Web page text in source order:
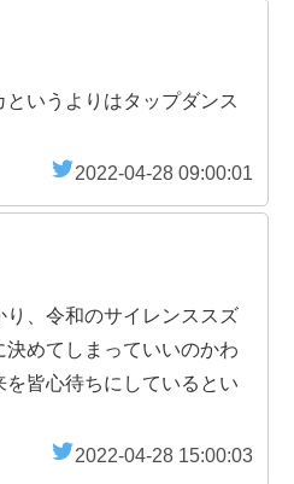
いうよりはタップダンス
2022-04-28 09:00:01
、令和のサイレンススズ
めてしまっていいのかわ
皆心待ちにしているとい
2022-04-28 15:00:03